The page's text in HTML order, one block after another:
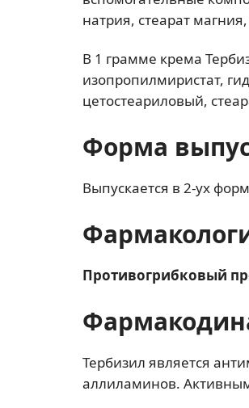
натрия, стеарат
В 1 грамме крема
изопропилмиристат,
цетостеариловый,
Форма
Выпускается в 2-ух
Противогрибковый
Тербизил является
аллиламинов.